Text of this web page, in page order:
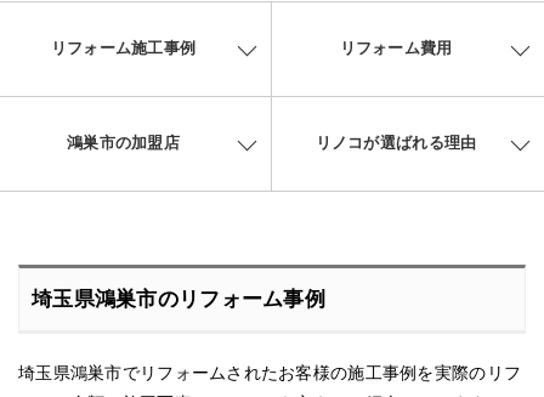
リフォーム施工事例 リフォーム費用
鴻巣市の加盟店 リノコが選ばれる理由
埼玉県鴻巣市のリフォーム事例
埼玉県鴻巣市でリフォームされたお客様の施工事例を実際のリフ